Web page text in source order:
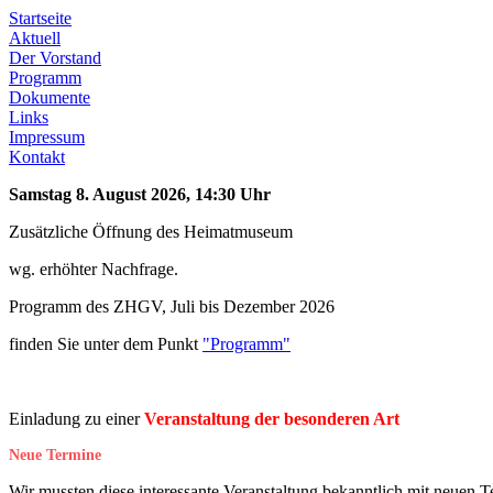
Startseite
Aktuell
Der Vorstand
Programm
Dokumente
Links
Impressum
Kontakt
Samstag 8. August 2026, 14:30 Uhr
Zusätzliche Öffnung des Heimatmuseum
wg. erhöhter Nachfrage.
Programm des ZHGV, Juli bis Dezember 2026
finden Sie unter dem Punkt "Programm"
Einladung zu einerVeranstaltung der besonderen Art
Neue Termine